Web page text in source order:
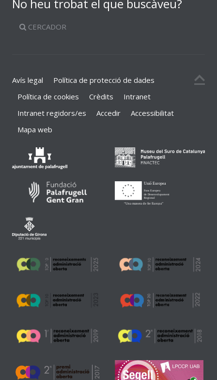
No heu trobat el que buscàveu?
CERCADOR
Avís legal
Política de protecció de dades
Política de cookies
Crèdits
Intranet
Intranet regidors/es
Accedir
Accessibilitat
Mapa web